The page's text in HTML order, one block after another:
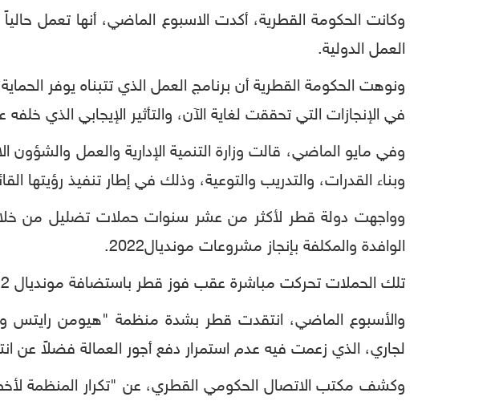
وكانت الحكومة القطرية، أكدت الاسبوع الماضي، أنها تعمل
العمل الدولية.
ونوهت الحكومة القطرية أن برنامج العمل الذي تتبناه يوفر
في الإنجازات التي تحققت لغاية الآن، والتأثير الإيجابي الذي
وفي مايو الماضي، قالت وزارة التنمية الإدارية والعمل والشؤون
وبناء القدرات، والتدريب والتوعية، وذلك في إطار تنفيذ رؤيتها
وواجهت دولة قطر لأكثر من عشر سنوات حملات تضليل من خلال
الوافدة والمكلفة بإنجاز مشروعات مونديال2022.
تلك الحملات تحركت مباشرة عقب فوز قطر باستضافة مونديال 2022 عن جدارة، وتقف وراءها جهات معروفة تغذيها بمعلومات مغلوطة.
لجاري، الذي زعمت فيه عدم استمرار دفع أجور العمالة فضلاً عن انتهاكات أخرى منتشرة
وكشف مكتب الاتصال الحكومي القطري، عن "تكرار المنظمة